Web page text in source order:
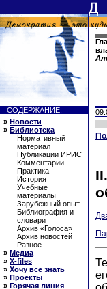
СОДЕРЖАНИЕ:
» Новости
» Библиотека
Нормативный
материал
Публикации ИРИС
Комментарии
Практика
История
Учебные
материалы
Зарубежный опыт
Библиография и
словари
Архив «Голоса»
Архив новостей
Разное
» Медиа
» X-files
» Хочу все знать
» Проекты
» Горячая линия